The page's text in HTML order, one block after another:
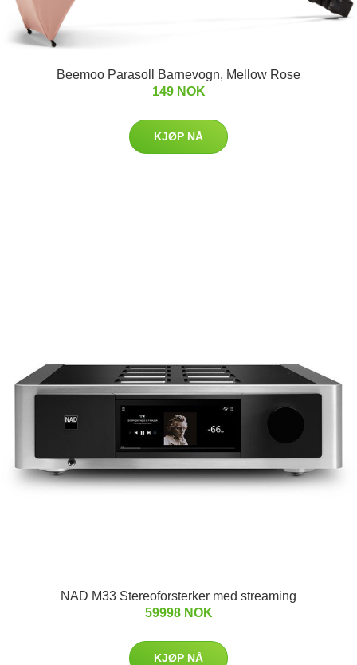
Beemoo Parasoll Barnevogn, Mellow Rose
149 NOK
KJØP NÅ
NAD M33 Stereoforsterker med streaming
59998 NOK
KJØP NÅ